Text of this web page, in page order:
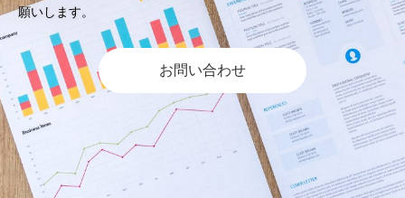
願いします。
お問い合わせ